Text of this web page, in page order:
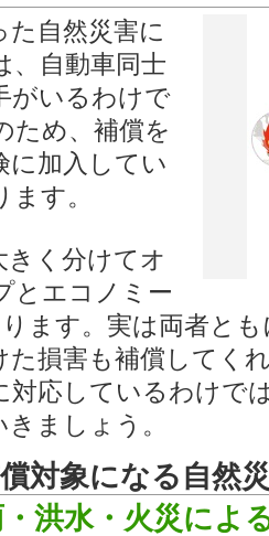
自然災害に
、自動車同士
がいるわけで
ため、補償を
に加入してい
す。
く分けてオ
とエコノミー
ます。実は両者と
た損害も補償してく
対応しているわけで
ましょう。
対象になる自然
洪水・火災によ